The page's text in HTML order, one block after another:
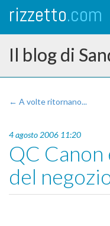
rizzetto.com
Il blog di
← A volte ritornano...
4 agosto 2006 11:20
QC
del